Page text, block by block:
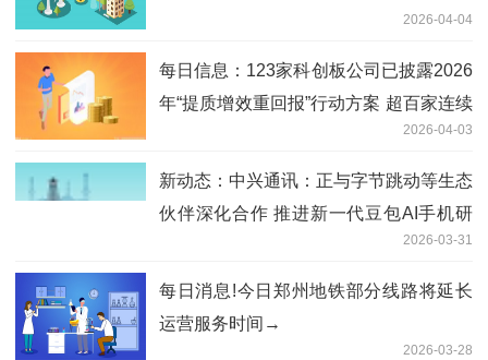
2026-04-04
每日信息：123家科创板公司已披露2026
年“提质增效重回报”行动方案 超百家连续
2026-04-03
新动态：中兴通讯：正与字节跳动等生态
伙伴深化合作 推进新一代豆包AI手机研
2026-03-31
每日消息!今日郑州地铁部分线路将延长
运营服务时间→
2026-03-28